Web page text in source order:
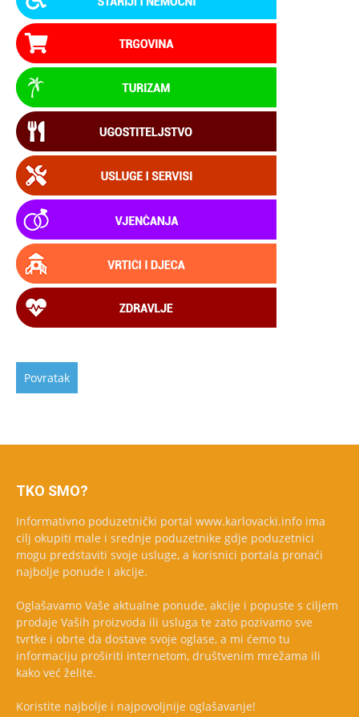
TKO SMO?
Informativno poduzetnički portal www.karlovacki.info ima
cilj okupiti male i srednje poduzetnike gdje poduzetnici
mogu predstaviti svoje usluge, a korisnici portala pronaći
najbolje ponude i akcije.
Oglašavamo Vaše aktualne ponude, akcije i popuste s ciljem
prodaje Vaših proizvoda ili usluga te zato pozivamo sve
tvrtke i obrte da dostave svoje oglase, a mi ćemo tu
informaciju proširiti internetom, društvenim mrežama ili
kako već želite.
Koristite najbolje i najpovoljnije oglašavanje!